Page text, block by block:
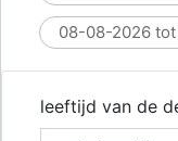
08-08-2026
leeftijd van de